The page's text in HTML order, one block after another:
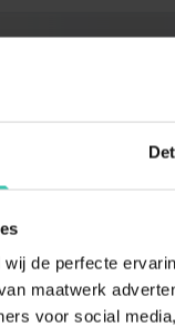
de perfecte
maatwerk
voor social